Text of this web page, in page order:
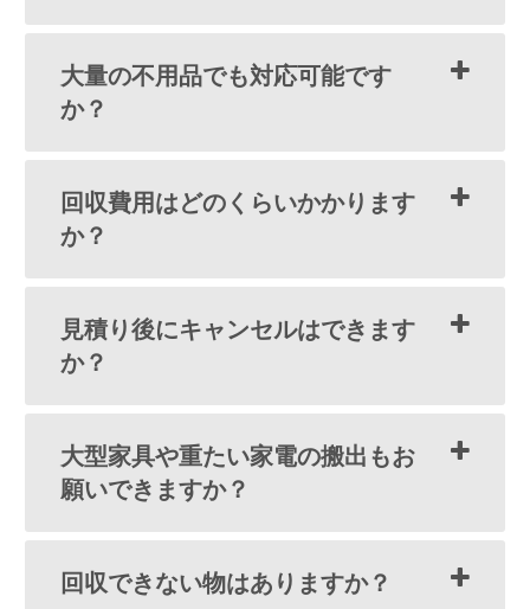
大量の不用品でも対応可能です
か？
回収費用はどのくらいかかります
か？
見積り後にキャンセルはできます
か？
大型家具や重たい家電の搬出もお
願いできますか？
回収できない物はありますか？